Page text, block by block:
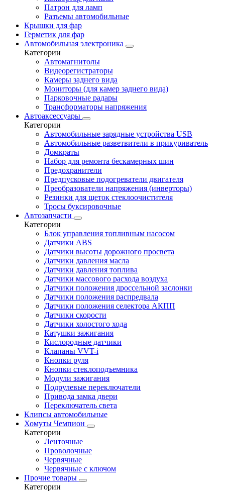
Патрон для ламп
Разъемы автомобильные
Крышки для фар
Герметик для фар
Автомобильная электроника
Категории
Автомагнитолы
Видеорегистраторы
Камеры заднего вида
Мониторы (для камер заднего вида)
Парковочные радары
Трансформаторы напряжения
Автоаксессуары
Категории
Автомобильные зарядные устройства USB
Автомобильные разветвители в прикуриватель
Домкраты
Набор для ремонта бескамерных шин
Предохранители
Предпусковые подогреватели двигателя
Преобразователи напряжения (инверторы)
Резинки для щеток стеклоочистителя
Тросы буксировочные
Автозапчасти
Категории
Блок управления топливным насосом
Датчики ABS
Датчики высоты дорожного просвета
Датчики давления масла
Датчики давления топлива
Датчики массового расхода воздуха
Датчики положения дроссельной заслонки
Датчики положения распредвала
Датчики положения селектора АКПП
Датчики скорости
Датчики холостого хода
Катушки зажигания
Кислородные датчики
Клапаны VVT-i
Кнопки руля
Кнопки стеклоподъемника
Модули зажигания
Подрулевые переключатели
Привода замка двери
Переключатель света
Клипсы автомобильные
Хомуты Чемпион
Категории
Ленточные
Проволочные
Червячные
Червячные с ключом
Прочие товары
Категории